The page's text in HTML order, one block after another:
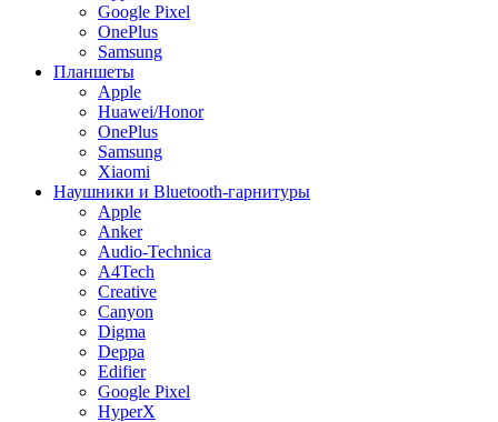
Google Pixel
OnePlus
Samsung
Планшеты
Apple
Huawei/Honor
OnePlus
Samsung
Xiaomi
Наушники и Bluetooth-гарнитуры
Apple
Anker
Audio-Technica
A4Tech
Creative
Canyon
Digma
Deppa
Edifier
Google Pixel
HyperX